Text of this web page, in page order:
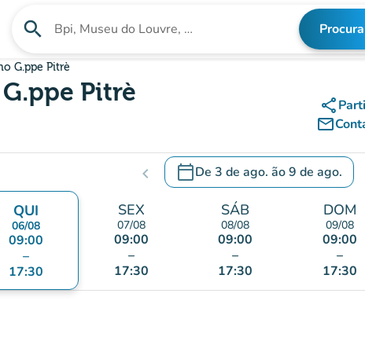
search Procura uma instituição
G.ppe Pitrè
Pitrè share
mail_outline
chevron_left calendar_todayDe 3 de ago. ão9 de ago.
.Abra o calendário para alterar as
QUI
06/08
09:00
–
17:30
SEX
07/08
09:00
–
17:30
SÁB
08/08
09:00
–
17:30
DOM
09/08
09:00
–
17:30